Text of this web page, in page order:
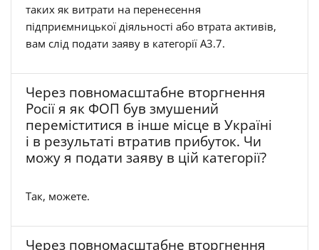
таких як витрати на перенесення
підприємницької діяльності або втрата активів,
вам слід подати заяву в категорії A3.7.
Через повномасштабне вторгнення
Росії я як ФОП був змушений
переміститися в інше місце в Україні
і в результаті втратив прибуток. Чи
можу я подати заяву в цій категорії?
Так, можете.
Через повномасштабне вторгнення